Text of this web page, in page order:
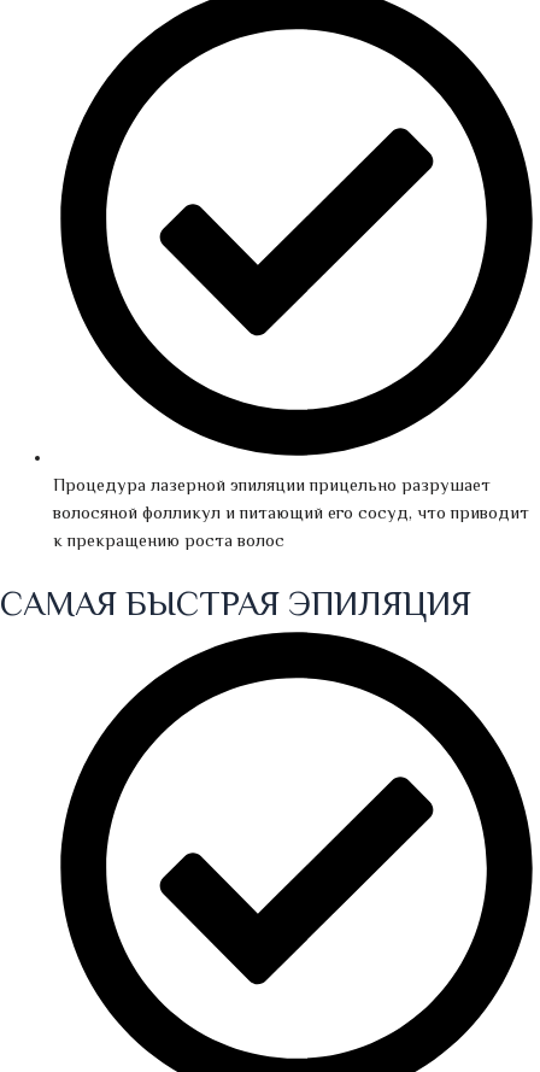
Процедура лазерной эпиляции прицельно разрушает
волосяной фолликул и питающий его сосуд, что приводит
к прекращению роста волос
САМАЯ БЫСТРАЯ ЭПИЛЯЦИЯ